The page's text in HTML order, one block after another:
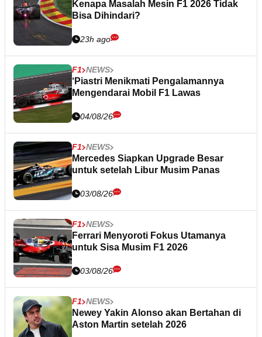
Kenapa Masalah Mesin F1 2026 Tidak
Bisa Dihindari?
23h ago
F1 NEWS
‘Piastri Menikmati Pengalamannya
Mengendarai Mobil F1 Lawas
04/08/26
F1 NEWS
Mercedes Siapkan Upgrade Besar
untuk setelah Libur Musim Panas
03/08/26
F1 NEWS
Ferrari Menyoroti Fokus Utamanya
untuk Sisa Musim F1 2026
03/08/26
F1 NEWS
Newey Yakin Alonso akan Bertahan di
Aston Martin setelah 2026